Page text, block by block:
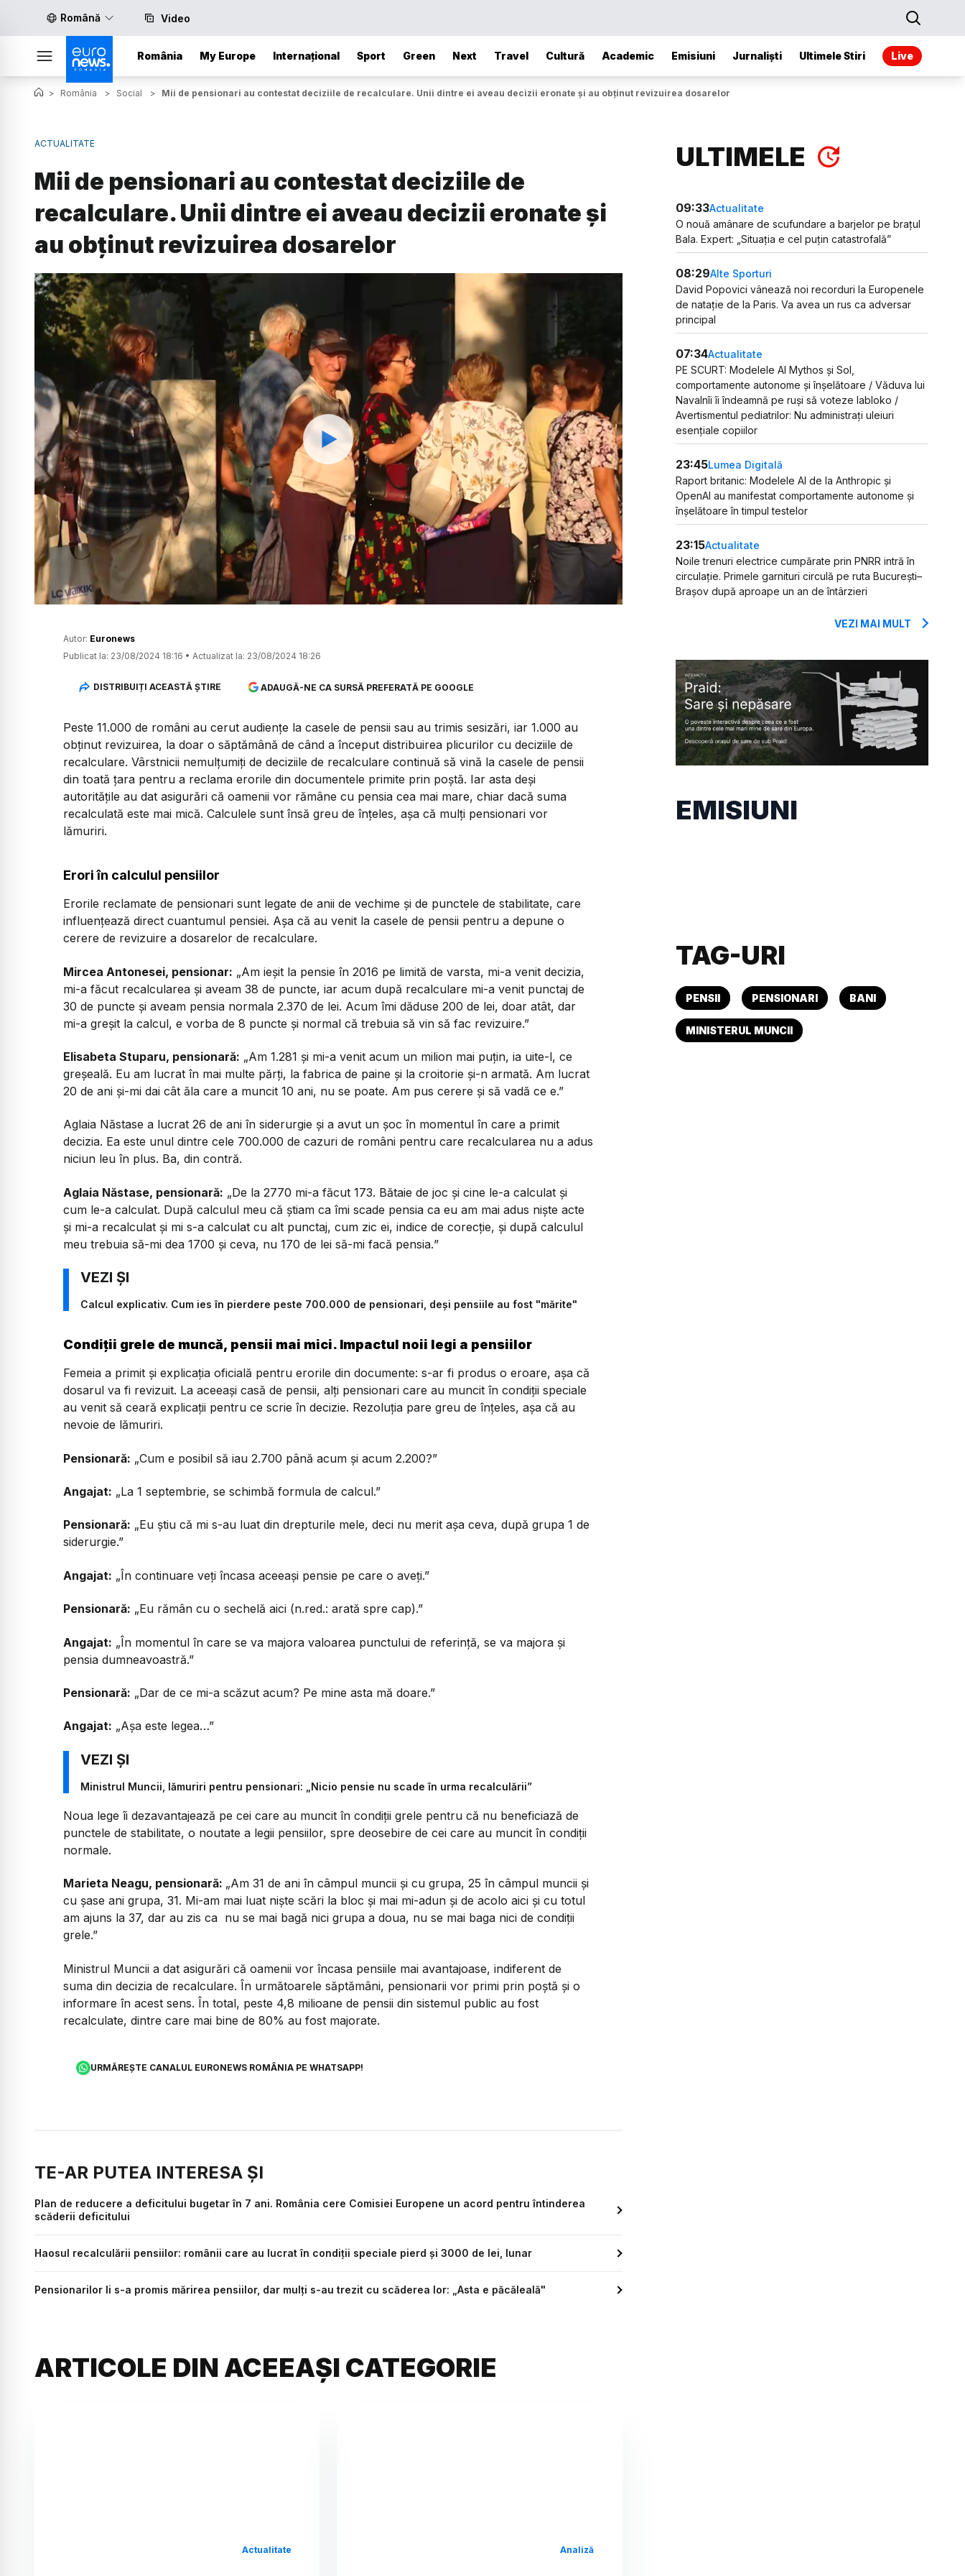
Română Video
România My Europe Internațional Sport Green Next Travel Cultură Academic Emisiuni Jurnaliști Ultimele Stiri Live
> România > Social > Mii de pensionari au contestat deciziile de recalculare. Unii dintre ei aveau decizii eronate și au obținut revizuirea dosarelor
ACTUALITATE
Mii de pensionari au contestat deciziile de
recalculare. Unii dintre ei aveau decizii eronate și
au obținut revizuirea dosarelor
Watch
Autor: Euronews
Publicat la: 23/08/2024 18:16 • Actualizat la: 23/08/2024 18:26
DISTRIBUIȚI ACEASTĂ ȘTIRE ADAUGĂ-NE CA SURSĂ PREFERATĂ PE GOOGLE
Peste 11.000 de români au cerut audiențe la casele de pensii sau au trimis sesizări, iar 1.000 au
obținut revizuirea, la doar o săptămână de când a început distribuirea plicurilor cu deciziile de
recalculare. Vârstnicii nemulțumiți de deciziile de recalculare continuă să vină la casele de pensii
din toată țara pentru a reclama erorile din documentele primite prin poștă. Iar asta deși
autoritățile au dat asigurări că oamenii vor rămâne cu pensia cea mai mare, chiar dacă suma
recalculată este mai mică. Calculele sunt însă greu de înțeles, așa că mulți pensionari vor
lămuriri.
Erori în calculul pensiilor
Erorile reclamate de pensionari sunt legate de anii de vechime și de punctele de stabilitate, care
influențează direct cuantumul pensiei. Așa că au venit la casele de pensii pentru a depune o
cerere de revizuire a dosarelor de recalculare.
Mircea Antonesei, pensionar: „Am ieșit la pensie în 2016 pe limită de varsta, mi-a venit decizia,
mi-a făcut recalcularea și aveam 38 de puncte, iar acum după recalculare mi-a venit punctaj de
30 de puncte și aveam pensia normala 2.370 de lei. Acum îmi dăduse 200 de lei, doar atât, dar
mi-a greșit la calcul, e vorba de 8 puncte și normal că trebuia să vin să fac revizuire.”
Elisabeta Stuparu, pensionară: „Am 1.281 și mi-a venit acum un milion mai puțin, ia uite-l, ce
greșeală. Eu am lucrat în mai multe părți, la fabrica de paine și la croitorie și-n armată. Am lucrat
20 de ani și-mi dai cât ăla care a muncit 10 ani, nu se poate. Am pus cerere și să vadă ce e.”
Aglaia Năstase a lucrat 26 de ani în siderurgie și a avut un șoc în momentul în care a primit
decizia. Ea este unul dintre cele 700.000 de cazuri de români pentru care recalcularea nu a adus
niciun leu în plus. Ba, din contră.
Aglaia Năstase, pensionară: „De la 2770 mi-a făcut 173. Bătaie de joc și cine le-a calculat și
cum le-a calculat. După calculul meu că știam ca îmi scade pensia ca eu am mai adus niște acte
și mi-a recalculat și mi s-a calculat cu alt punctaj, cum zic ei, indice de corecție, și după calculul
meu trebuia să-mi dea 1700 și ceva, nu 170 de lei să-mi facă pensia.”
Calcul explicativ. Cum ies în pierdere peste 700.000 de pensionari, deși pensiile au fost "mărite"
Condiții grele de muncă, pensii mai mici. Impactul noii legi a pensiilor
Femeia a primit și explicația oficială pentru erorile din documente: s-ar fi produs o eroare, așa că
dosarul va fi revizuit. La aceeași casă de pensii, alți pensionari care au muncit în condiții speciale
au venit să ceară explicații pentru ce scrie în decizie. Rezoluția pare greu de înțeles, așa că au
nevoie de lămuriri.
Pensionară: „Cum e posibil să iau 2.700 până acum și acum 2.200?”
Angajat: „La 1 septembrie, se schimbă formula de calcul.”
Pensionară: „Eu știu că mi s-au luat din drepturile mele, deci nu merit așa ceva, după grupa 1 de
siderurgie.”
Angajat: „În continuare veți încasa aceeași pensie pe care o aveți.”
Pensionară: „Eu rămân cu o sechelă aici (n.red.: arată spre cap).”
Angajat: „În momentul în care se va majora valoarea punctului de referință, se va majora și
pensia dumneavoastră.”
Pensionară: „Dar de ce mi-a scăzut acum? Pe mine asta mă doare.”
Angajat: „Așa este legea…”
Ministrul Muncii, lămuriri pentru pensionari: „Nicio pensie nu scade în urma recalculării”
Noua lege îi dezavantajează pe cei care au muncit în condiții grele pentru că nu beneficiază de
punctele de stabilitate, o noutate a legii pensiilor, spre deosebire de cei care au muncit în condiții
normale.
Marieta Neagu, pensionară: „Am 31 de ani în câmpul muncii și cu grupa, 25 în câmpul muncii și
cu șase ani grupa, 31. Mi-am mai luat niște scări la bloc și mai mi-adun și de acolo aici și cu totul
am ajuns la 37, dar au zis ca nu se mai bagă nici grupa a doua, nu se mai baga nici de condiții
grele.”
Ministrul Muncii a dat asigurări că oamenii vor încasa pensiile mai avantajoase, indiferent de
suma din decizia de recalculare. În următoarele săptămâni, pensionarii vor primi prin poștă și o
informare în acest sens. În total, peste 4,8 milioane de pensii din sistemul public au fost
recalculate, dintre care mai bine de 80% au fost majorate.
URMĂREȘTE CANALUL EURONEWS ROMÂNIA PE WHATSAPP!
TE-AR PUTEA INTERESA ȘI
Plan de reducere a deficitului bugetar în 7 ani. România cere Comisiei Europene un acord pentru întinderea
scăderii deficitului
Haosul recalculării pensiilor: românii care au lucrat în condiții speciale pierd și 3000 de lei, lunar
Pensionarilor li s-a promis mărirea pensiilor, dar mulți s-au trezit cu scăderea lor: „Asta e păcăleală"
ARTICOLE DIN ACEEAȘI CATEGORIE
Actualitate Analiză
ULTIMELE
09:33Actualitate
O nouă amânare de scufundare a barjelor pe brațul
Bala. Expert: „Situația e cel puțin catastrofală”
08:29Alte Sporturi
David Popovici vânează noi recorduri la Europenele
de natație de la Paris. Va avea un rus ca adversar
principal
07:34Actualitate
PE SCURT: Modelele AI Mythos și Sol,
comportamente autonome și înșelătoare / Văduva lui
Navalnîi îi îndeamnă pe ruși să voteze Iabloko /
Avertismentul pediatrilor: Nu administrați uleiuri
esențiale copiilor
23:45Lumea Digitală
Raport britanic: Modelele AI de la Anthropic și
OpenAI au manifestat comportamente autonome și
înșelătoare în timpul testelor
23:15Actualitate
Noile trenuri electrice cumpărate prin PNRR intră în
circulație. Primele garnituri circulă pe ruta București–
Brașov după aproape un an de întârzieri
VEZI MAI MULT
EMISIUNI
TAG-URI
PENSII PENSIONARI BANI
MINISTERUL MUNCII